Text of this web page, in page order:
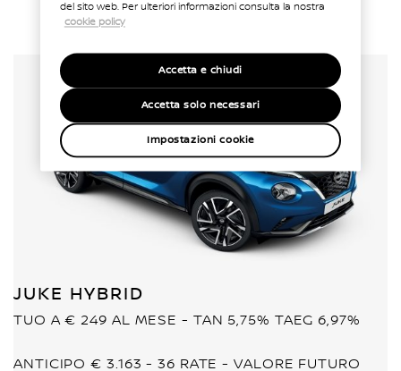
JUKE HYBRID
TUO A € 249 AL MESE - TAN 5,75% TAEG 6,97%
ANTICIPO € 3.163 - 36 RATE - VALORE FUTURO
del sito web. Per ulteriori informazioni consulta la nostra
cookie policy
Accetta solo necessari
Accetta e chiudi
Impostazioni cookie